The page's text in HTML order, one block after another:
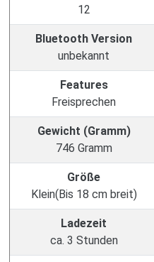
12
Bluetooth Version
unbekannt
Features
Freisprechen
Gewicht (Gramm)
746 Gramm
Größe
Klein(Bis 18 cm breit)
Ladezeit
ca. 3 Stunden